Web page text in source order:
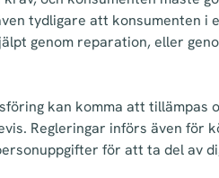
tydligare att konsumenten i
genom reparation, eller
kan komma att tillämpas
Regleringar införs även för
för att ta del av